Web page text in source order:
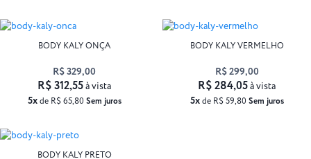
BODY KALY ONÇA
R$ 329,00
5xde R$ 65,80 Sem juros
R$ 312,55à vista
BODY KALY VERMELHO
R$ 299,00
5xde R$ 59,80 Sem juros
R$ 284,05à vista
BODY KALY PRETO